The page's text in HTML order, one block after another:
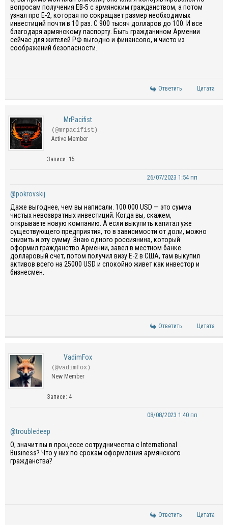
вопросам получения EB-5 с армянским гражданством, а потом
узнал про Е-2, которая по сокращает размер необходимых
инвестиций почти в 10 раз. С 900 тысяч долларов до 100. И все
благодаря армянскому паспорту. Быть гражданином Армении
сейчас для жителей РФ выгодно и финансово, и чисто из
соображений безопасности.
Ответить Цитата
MrPacifist
(@mrpacifist)
Active Member
Записи: 15
26/07/2023 1:54 пп
@pokrovskij
Даже выгоднее, чем вы написали. 100 000 USD — это сумма
чистых невозвратных инвестиций. Когда вы, скажем,
открываете новую компанию. А если выкупить капитал уже
существующего предприятия, то в зависимости от доли, можно
снизить и эту сумму. Знаю одного россиянина, который
оформил гражданство Армении, завел в местном банке
долларовый счет, потом получил визу Е-2 в США, там выкупил
активов всего на 25000 USD и спокойно живет как инвестор и
бизнесмен.
Ответить Цитата
VadimFox
(@vadimfox)
New Member
Записи: 4
08/08/2023 1:40 пп
@troubledeep
О, значит вы в процессе сотрудничества с International
Business? Что у них по срокам оформления армянского
гражданства?
Ответить Цитата